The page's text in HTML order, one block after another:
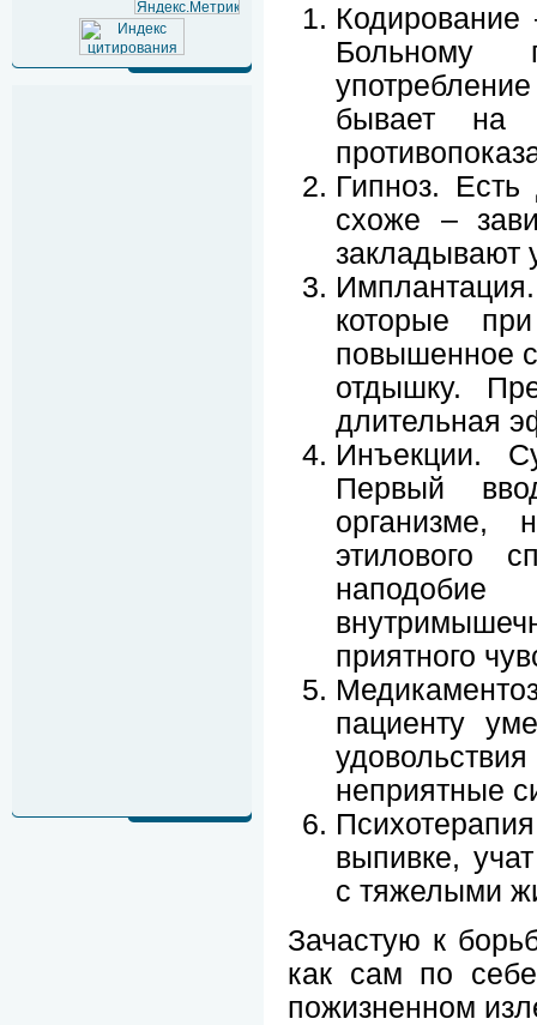
Больному
бывает на
Гипноз.
схоже –
закладывают
которые
повышенное
отдышку.
длительная
Инъекции.
Первый
организме,
этилового
приятного
пациенту
неприятные
выпивке,
с тяжелыми
Зачастую к
как сам по
пожизненном